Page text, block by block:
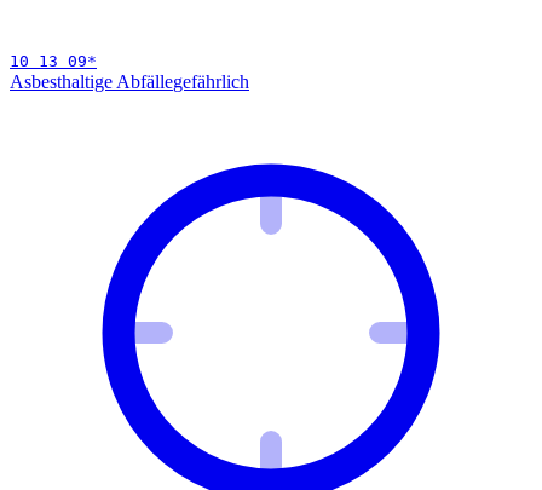
10 13 09*
Asbesthaltige Abfällegefährlich